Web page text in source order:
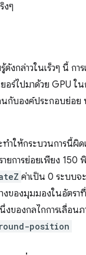
งๆ
งกล่าวในเร็วๆ นี้
อร์ไปมาด้วย GPU
กับองค์ประกอบย่อ
ำให้กระบวนการนี้
ยการย่อยเพียง 150
ค่าเป็น 0 ระบบจ
ของมุมมองในอัตร
องกลไกการเลื่อน
position